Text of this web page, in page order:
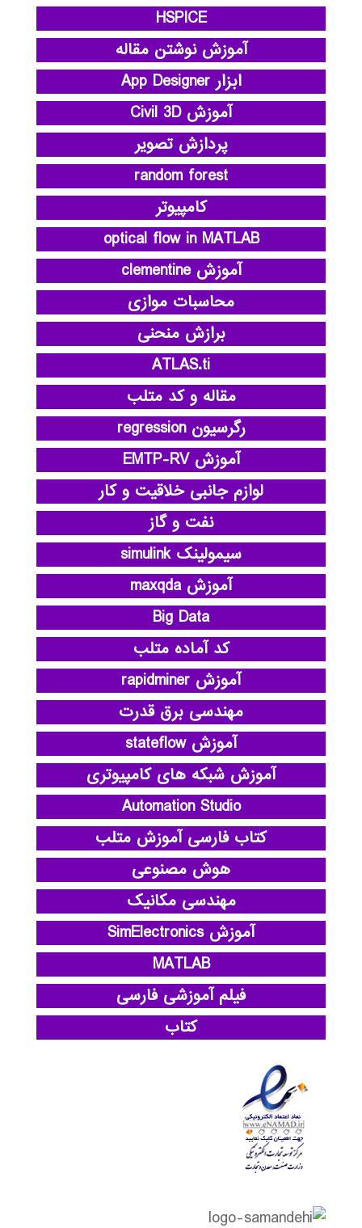
HSPICE
آموزش نوشتن مقاله
ابزار App Designer
آموزش Civil 3D
پردازش تصویر
random forest
کامپیوتر
optical flow in MATLAB
آموزش clementine
محاسبات موازی
برازش منحنی
ATLAS.ti
مقاله و کد متلب
رگرسیون regression
آموزش EMTP-RV
لوازم جانبی خلاقیت و کار
نفت و گاز
سیمولینک simulink
آموزش maxqda
Big Data
کد آماده متلب
آموزش rapidminer
مهندسی برق قدرت
آموزش stateflow
آموزش شبکه های کامپیوتری
Automation Studio
کتاب فارسی آموزش متلب
هوش مصنوعی
مهندسی مکانیک
آموزش SimElectronics
MATLAB
فیلم آموزشی فارسی
کتاب